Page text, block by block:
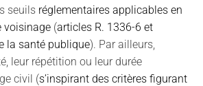
seuils réglementaires applicables en
voisinage (articles R. 1336-6 et
la santé publique). Par ailleurs,
leur répétition ou leur durée
civil (s’inspirant des critères figurant